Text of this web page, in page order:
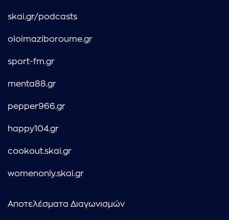
skai.gr/podcasts
oloimaziboroume.gr
sport-fm.gr
menta88.gr
pepper966.gr
happy104.gr
cookout.skai.gr
womenonly.skai.gr
Αποτελέσματα Διαγωνισμών